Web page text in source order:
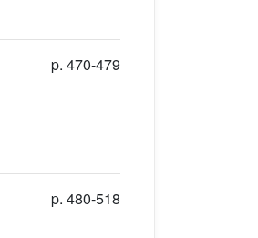
p. 470-479
p. 480-518